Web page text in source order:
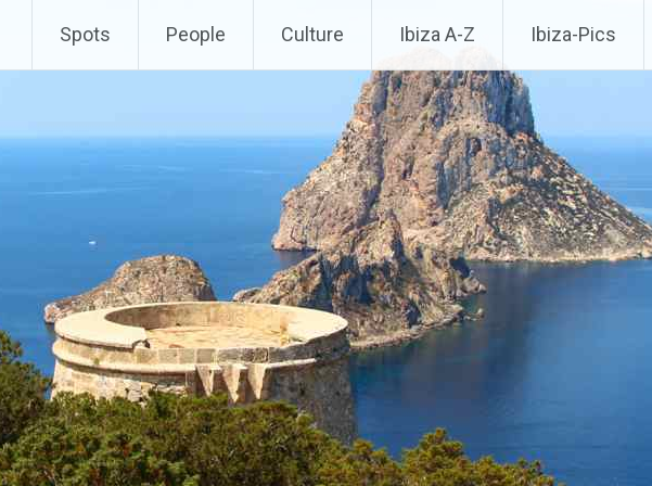
Spots People Culture Ibiza A-Z Ibiza-Pics